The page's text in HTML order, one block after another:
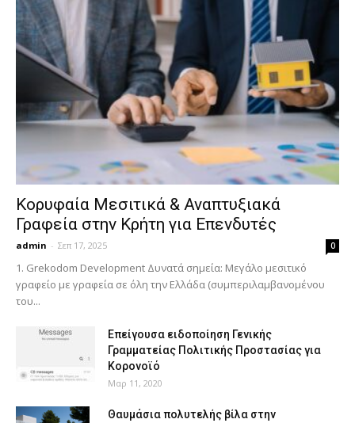
Κορυφαία Μεσιτικά & Αναπτυξιακά
Γραφεία στην Κρήτη για Επενδυτές
admin - Σεπ 17, 2025 0
1. Grekodom Development Δυνατά σημεία: Μεγάλο μεσιτικό
γραφείο με γραφεία σε όλη την Ελλάδα (συμπεριλαμβανομένου
του...
Επείγουσα ειδοποίηση Γενικής
Γραμματείας Πολιτικής Προστασίας για
Κορονοϊό
Μαρ 11, 2020
Θαυμάσια πολυτελής βίλα στην